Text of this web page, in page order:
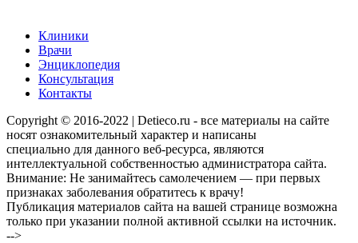
Клиники
Врачи
Энциклопедия
Консультация
Контакты
Copyright © 2016-2022 | Detieco.ru - все материалы на сайте
носят ознакомительный характер и написаны
специально для данного веб-ресурса, являются
интеллектуальной собственностью администратора сайта.
Внимание: Не занимайтесь самолечением — при первых
признаках заболевания обратитесь к врачу!
Публикация материалов сайта на вашей странице возможна
только при указании полной активной ссылки на источник.
-->